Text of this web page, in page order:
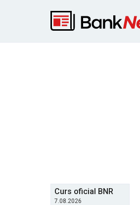
Curs oficial BNR
7.08.2026